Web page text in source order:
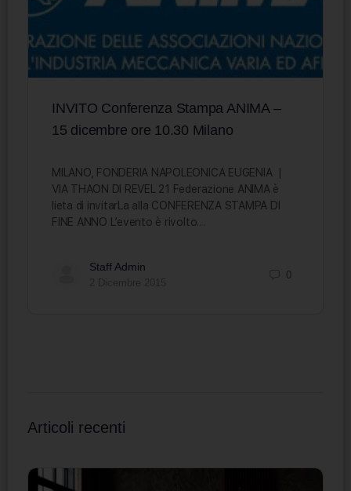
INVITO Conferenza Stampa ANIMA –
15 dicembre ore 10.30 Milano
MILANO, FONDERIA NAPOLEONICA EUGENIA |
VIA THAON DI REVEL 21 Federazione ANIMA è
lieta di invitarLa alla CONFERENZA STAMPA DI
FINE ANNO L’evento è rivolto…
Staff Admin
0
Articoli recenti